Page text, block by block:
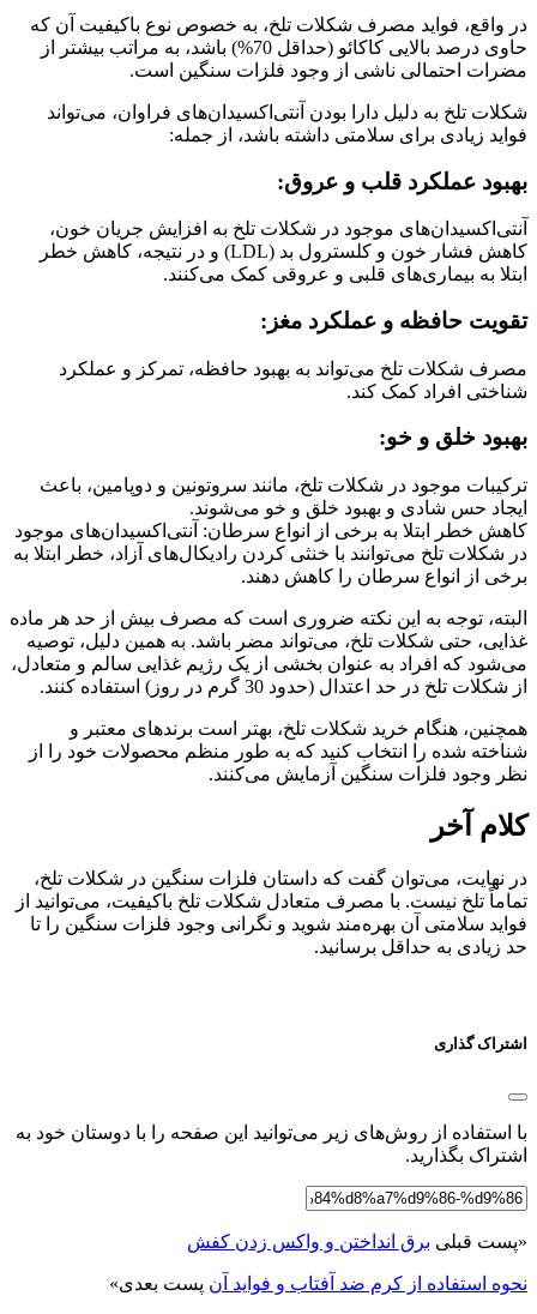
در واقع، فواید مصرف شکلات تلخ، به خصوص نوع باکیفیت آن که
حاوی درصد بالایی کاکائو (حداقل 70%) باشد، به مراتب بیشتر از
مضرات احتمالی ناشی از وجود فلزات سنگین است.
شکلات تلخ به دلیل دارا بودن آنتی‌اکسیدان‌های فراوان، می‌تواند
فواید زیادی برای سلامتی داشته باشد، از جمله:
بهبود عملکرد قلب و عروق:
آنتی‌اکسیدان‌های موجود در شکلات تلخ به افزایش جریان خون،
کاهش فشار خون و کلسترول بد (LDL) و در نتیجه، کاهش خطر
ابتلا به بیماری‌های قلبی و عروقی کمک می‌کنند.
تقویت حافظه و عملکرد مغز:
مصرف شکلات تلخ می‌تواند به بهبود حافظه، تمرکز و عملکرد
شناختی افراد کمک کند.
بهبود خلق و خو:
ترکیبات موجود در شکلات تلخ، مانند سروتونین و دوپامین، باعث
ایجاد حس شادی و بهبود خلق و خو می‌شوند.
کاهش خطر ابتلا به برخی از انواع سرطان: آنتی‌اکسیدان‌های موجود
در شکلات تلخ می‌توانند با خنثی کردن رادیکال‌های آزاد، خطر ابتلا به
برخی از انواع سرطان را کاهش دهند.
البته، توجه به این نکته ضروری است که مصرف بیش از حد هر ماده
غذایی، حتی شکلات تلخ، می‌تواند مضر باشد. به همین دلیل، توصیه
می‌شود که افراد به عنوان بخشی از یک رژیم غذایی سالم و متعادل،
از شکلات تلخ در حد اعتدال (حدود 30 گرم در روز) استفاده کنند.
همچنین، هنگام خرید شکلات تلخ، بهتر است برندهای معتبر و
شناخته شده را انتخاب کنید که به طور منظم محصولات خود را از
نظر وجود فلزات سنگین آزمایش می‌کنند.
کلام آخر
در نهایت، می‌توان گفت که داستان فلزات سنگین در شکلات تلخ،
تماماً تلخ نیست. با مصرف متعادل شکلات تلخ باکیفیت، می‌توانید از
فواید سلامتی آن بهره‌مند شوید و نگرانی وجود فلزات سنگین را تا
حد زیادی به حداقل برسانید.
اشتراک گذاری
با استفاده از روش‌های زیر می‌توانید این صفحه را با دوستان خود به
اشتراک بگذارید.
«پست قبلی برق انداختن و واکس زدن کفش
نحوه استفاده از کرم ضد آفتاب و فواید آن پست بعدی»